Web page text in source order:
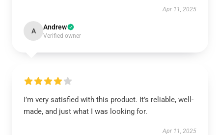
Apr 11, 2025
A Andrew
Verified owner
I’m very satisfied with this product. It’s reliable, well-
made, and just what I was looking for.
Apr 11, 2025